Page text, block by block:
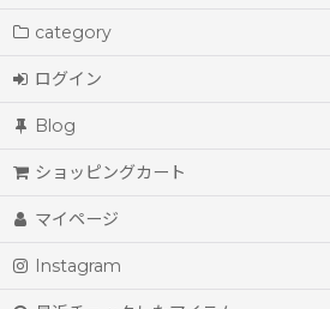
category
ログイン
Blog
ショッピングカート
マイページ
Instagram